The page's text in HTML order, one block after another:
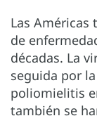
Las
de
décadas. La
seguida por
poliomielitis
también se